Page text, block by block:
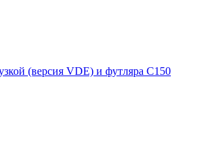
(версия VDE) и футляра C150